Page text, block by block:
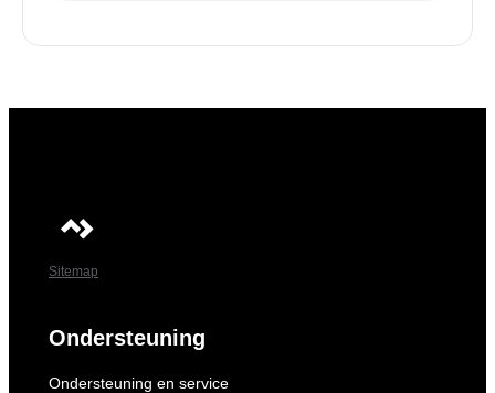
Sitemap
Ondersteuning
Ondersteuning en service